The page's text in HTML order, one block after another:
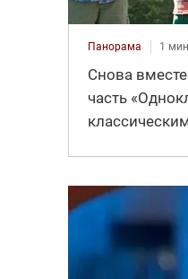
Панорама 1
Снова
часть